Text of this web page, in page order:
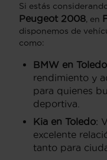
Si estás
Peugeot 2008, en
disponemos de
como:
BMW en Toledo
rendimiento y
para quienes
deportiva.
Kia en Toledo:
excelente
tanto para